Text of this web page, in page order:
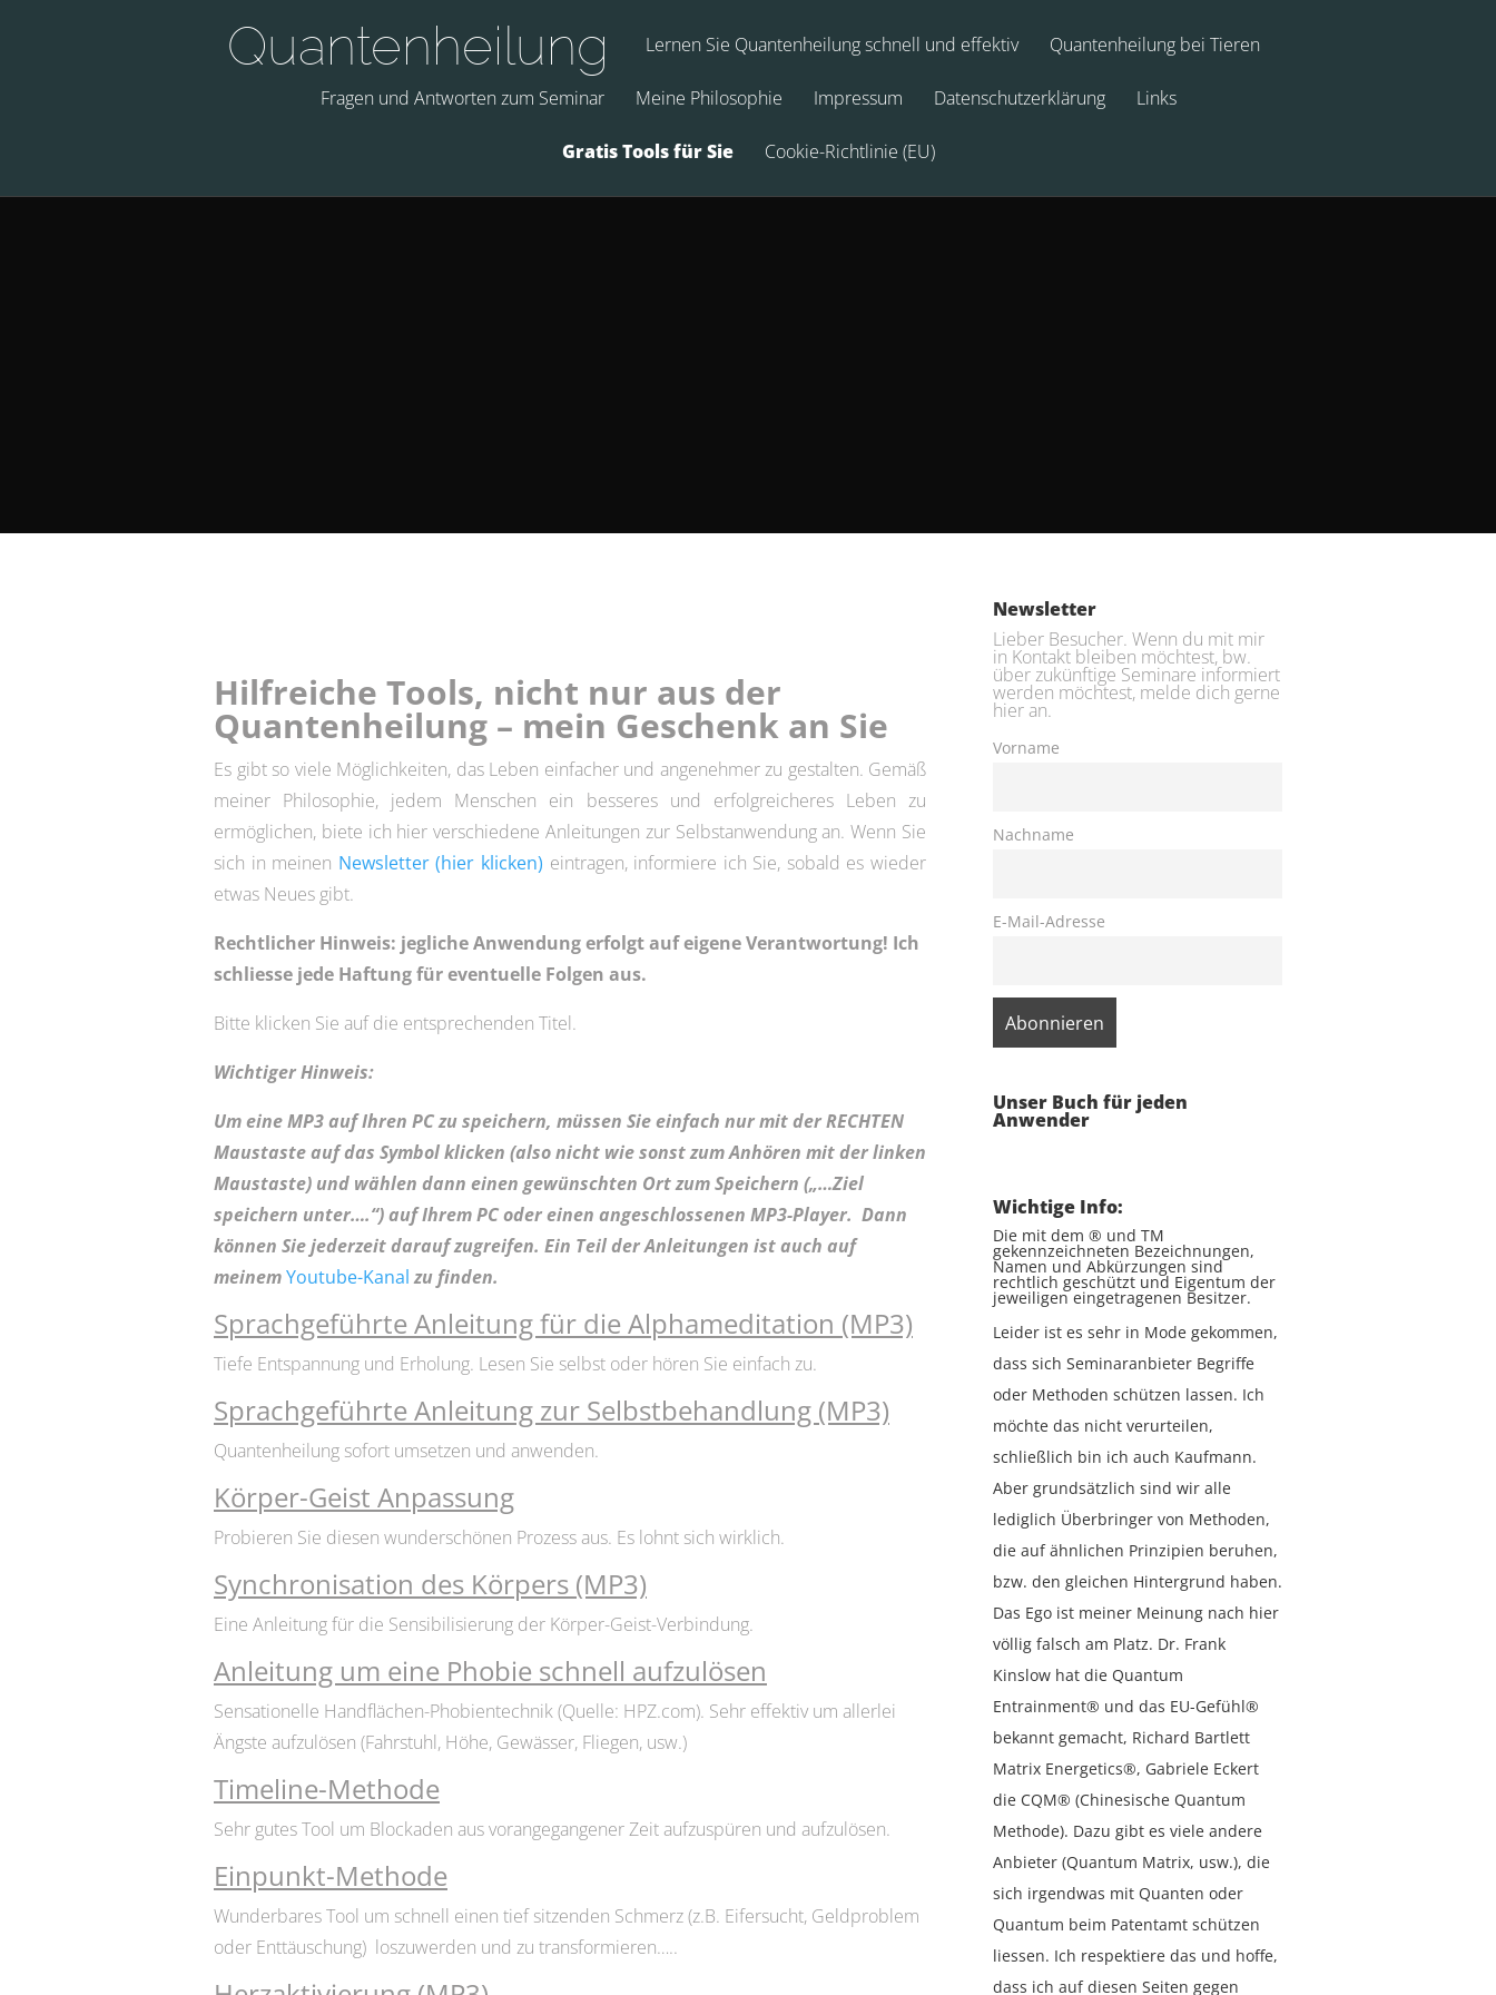
Quantenheilung Lernen Sie Quantenheilung schnell und effektiv Quantenheilung bei Tieren
Fragen und Antworten zum Seminar Meine Philosophie Impressum Datenschutzerklärung Links
Gratis Tools für Sie Cookie-Richtlinie (EU)
Hilfreiche Tools, nicht nur aus der
Quantenheilung – mein Geschenk an Sie
Es gibt so viele Möglichkeiten, das Leben einfacher und angenehmer zu gestalten. Gemäß
meiner Philosophie, jedem Menschen ein besseres und erfolgreicheres Leben zu
ermöglichen, biete ich hier verschiedene Anleitungen zur Selbstanwendung an. Wenn Sie
sich in meinen Newsletter (hier klicken) eintragen, informiere ich Sie, sobald es wieder
etwas Neues gibt.
Rechtlicher Hinweis: jegliche Anwendung erfolgt auf eigene Verantwortung! Ich
schliesse jede Haftung für eventuelle Folgen aus.
Bitte klicken Sie auf die entsprechenden Titel.
Wichtiger Hinweis:
Um eine MP3 auf Ihren PC zu speichern, müssen Sie einfach nur mit der RECHTEN
Maustaste auf das Symbol klicken (also nicht wie sonst zum Anhören mit der linken
Maustaste) und wählen dann einen gewünschten Ort zum Speichern („…Ziel
speichern unter….“) auf Ihrem PC oder einen angeschlossenen MP3-Player. Dann
können Sie jederzeit darauf zugreifen. Ein Teil der Anleitungen ist auch auf
meinemYoutube-Kanalzu finden.
Sprachgeführte Anleitung für die Alphameditation (MP3)
Tiefe Entspannung und Erholung. Lesen Sie selbst oder hören Sie einfach zu.
Sprachgeführte Anleitung zur Selbstbehandlung (MP3)
Quantenheilung sofort umsetzen und anwenden.
Körper-Geist Anpassung
Probieren Sie diesen wunderschönen Prozess aus. Es lohnt sich wirklich.
Synchronisation des Körpers (MP3)
Eine Anleitung für die Sensibilisierung der Körper-Geist-Verbindung.
Anleitung um eine Phobie schnell aufzulösen
Sensationelle Handflächen-Phobientechnik (Quelle: HPZ.com). Sehr effektiv um allerlei
Ängste aufzulösen (Fahrstuhl, Höhe, Gewässer, Fliegen, usw.)
Timeline-Methode
Sehr gutes Tool um Blockaden aus vorangegangener Zeit aufzuspüren und aufzulösen.
Einpunkt-Methode
Wunderbares Tool um schnell einen tief sitzenden Schmerz (z.B. Eifersucht, Geldproblem
oder Enttäuschung) loszuwerden und zu transformieren…..
Newsletter
Lieber Besucher. Wenn du mit mir
in Kontakt bleiben möchtest, bw.
über zukünftige Seminare informiert
werden möchtest, melde dich gerne
hier an.
Vorname
Nachname
E-Mail-Adresse
Unser Buch für jeden
Anwender
Wichtige Info:
Die mit dem ® und TM
gekennzeichneten Bezeichnungen,
Namen und Abkürzungen sind
rechtlich geschützt und Eigentum der
jeweiligen eingetragenen Besitzer.
Leider ist es sehr in Mode gekommen,
dass sich Seminaranbieter Begriffe
oder Methoden schützen lassen. Ich
möchte das nicht verurteilen,
schließlich bin ich auch Kaufmann.
Aber grundsätzlich sind wir alle
lediglich Überbringer von Methoden,
die auf ähnlichen Prinzipien beruhen,
bzw. den gleichen Hintergrund haben.
Das Ego ist meiner Meinung nach hier
völlig falsch am Platz. Dr. Frank
Kinslow hat die Quantum
Entrainment® und das EU-Gefühl®
bekannt gemacht, Richard Bartlett
Matrix Energetics®, Gabriele Eckert
die CQM® (Chinesische Quantum
Methode). Dazu gibt es viele andere
Anbieter (Quantum Matrix, usw.), die
sich irgendwas mit Quanten oder
Quantum beim Patentamt schützen
liessen. Ich respektiere das und hoffe,
dass ich auf diesen Seiten gegen